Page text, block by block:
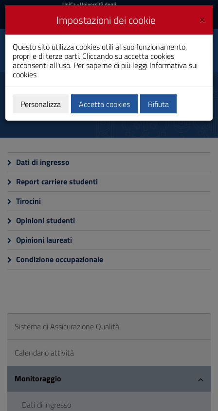
Vai
al
navigazione
sito
al
Footer
UniCa
Accedi
UniCa- Università degli
Accedi UniCA News
Toggle
navigation
Fisica
Laurea
Monitoraggio
Dati di ingresso
Report carriere studenti
Tirocini
Opinioni studenti
Opinioni laureati
Condizione occupazionale
Sistema di Assicurazione Qualità
Calendario attività
Monitoraggio
Dati di ingresso
×
Impostazioni dei cookie
Questo sito utilizza cookies utili al suo funzionamento,
propri e di terze parti. Cliccando su accetta cookies
acconsenti all'uso. Per saperne di più leggi Informativa sui
cookies
Personalizza Accetta cookies Rifiuta